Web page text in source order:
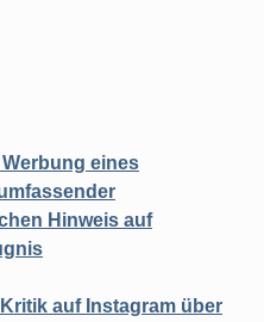
eines
Hinweis auf
auf Instagram über